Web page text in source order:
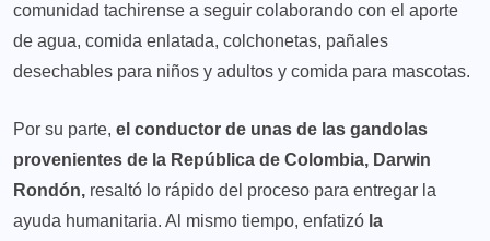
comunidad tachirense a seguir colaborando con el aporte
de agua, comida enlatada, colchonetas, pañales
desechables para niños y adultos y comida para mascotas.
Por su parte, el conductor de unas de las gandolas
provenientes de la República de Colombia, Darwin
Rondón, resaltó lo rápido del proceso para entregar la
ayuda humanitaria. Al mismo tiempo, enfatizó la